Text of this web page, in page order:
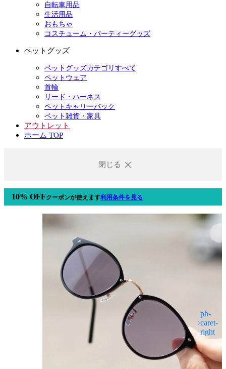
自転車用品
生活用品
おもちゃ
コスチューム・パーティーグッズ
ペットグッズ
ペットグッズカテゴリすべて
ペットウェア
首輪
リード・ハーネス
ペットキャリーバック
ペット雑貨・家具
アウトレット
ホーム TOP
閉じる
10% OFFクーポンが使えます利用条件を見る